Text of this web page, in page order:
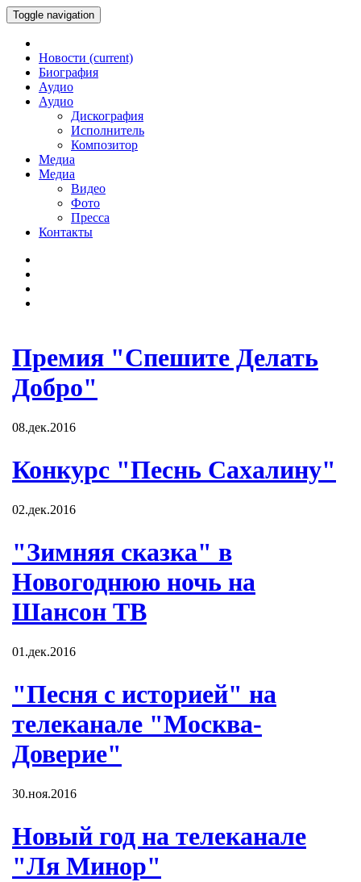
Toggle navigation
Новости (current)
Биография
Аудио
Аудио
Дискография
Исполнитель
Композитор
Медиа
Медиа
Видео
Фото
Пресса
Контакты
Премия "Спешите Делать
Добро"
08.дек.2016
Конкурс "Песнь Сахалину"
02.дек.2016
"Зимняя сказка" в
Новогоднюю ночь на
Шансон ТВ
01.дек.2016
"Песня с историей" на
телеканале "Москва-
Доверие"
30.ноя.2016
Новый год на телеканале
"Ля Минор"